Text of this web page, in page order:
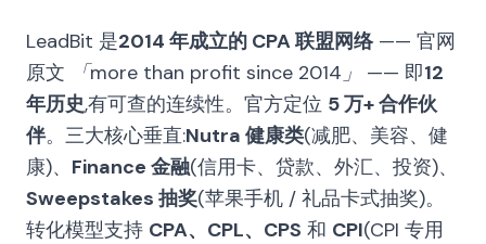
LeadBit 是2014 年成立的 CPA 联盟网络—— 官网
原文
「more than profit since 2014」 —— 即12
年历史,有可查的连续性。官方定位 5 万+ 合作伙
伴。三大核心垂直:Nutra 健康类(减肥、美容、健
康)、 Finance 金融(信用卡、贷款、外汇、投资)、
Sweepstakes 抽奖(苹果手机 / 礼品卡式抽奖)。
转化模型支持 CPA、CPL、CPS 和 CPI(CPI 专用